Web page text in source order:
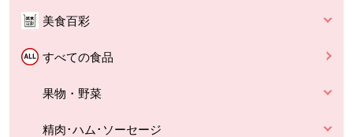
美食百彩
すべての食品
果物・野菜
精肉･ハム･ソーセージ